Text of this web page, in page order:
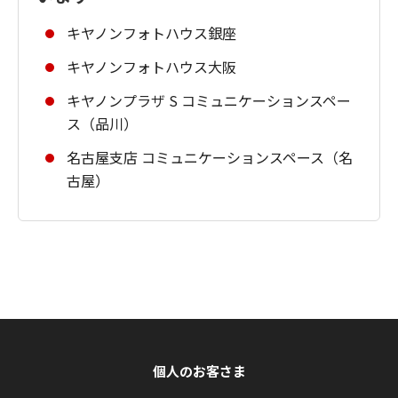
キヤノンフォトハウス銀座
キヤノンフォトハウス大阪
キヤノンプラザ S コミュニケーションスペー
ス（品川）
名古屋支店 コミュニケーションスペース（名
古屋）
個人のお客さま